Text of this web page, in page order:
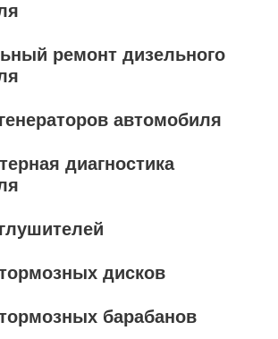
ремонт дизельного
автомобиля
диагностика
дисков
барабанов